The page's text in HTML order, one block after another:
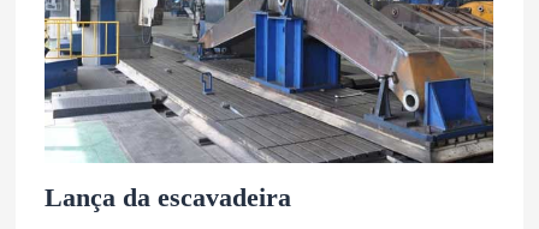
Lança da escavadeira